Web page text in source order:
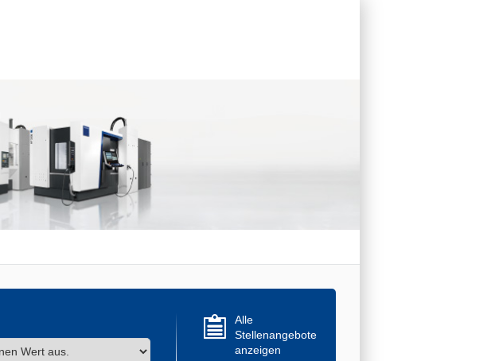
Alle
Stellenangebote
anzeigen